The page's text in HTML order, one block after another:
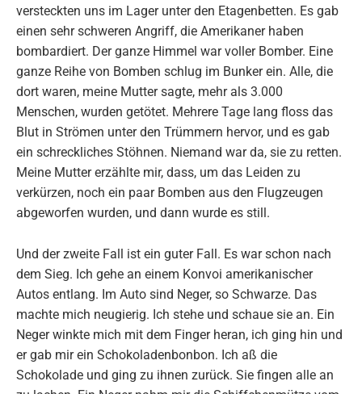
versteckten uns im Lager unter den Etagenbetten. Es gab
einen sehr schweren Angriff, die Amerikaner haben
bombardiert. Der ganze Himmel war voller Bomber. Eine
ganze Reihe von Bomben schlug im Bunker ein. Alle, die
dort waren, meine Mutter sagte, mehr als 3.000
Menschen, wurden getötet. Mehrere Tage lang floss das
Blut in Strömen unter den Trümmern hervor, und es gab
ein schreckliches Stöhnen. Niemand war da, sie zu retten.
Meine Mutter erzählte mir, dass, um das Leiden zu
verkürzen, noch ein paar Bomben aus den Flugzeugen
abgeworfen wurden, und dann wurde es still.
Und der zweite Fall ist ein guter Fall. Es war schon nach
dem Sieg. Ich gehe an einem Konvoi amerikanischer
Autos entlang. Im Auto sind Neger, so Schwarze. Das
machte mich neugierig. Ich stehe und schaue sie an. Ein
Neger winkte mich mit dem Finger heran, ich ging hin und
er gab mir ein Schokoladenbonbon. Ich aß die
Schokolade und ging zu ihnen zurück. Sie fingen alle an